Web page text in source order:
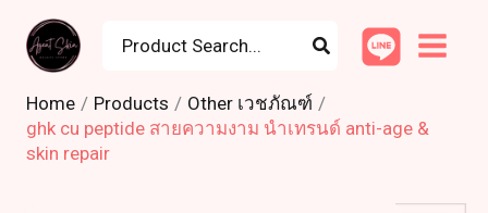
content
for:
Home Products
Other เวชภัณฑ์
ghk cu peptide สายความงาม นำเทรนด์ anti-age &
skin repair